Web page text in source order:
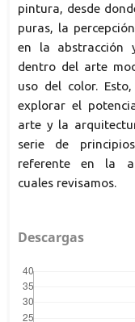
pintura, desde
puras, la
en la abstracción
dentro del arte
uso del color.
explorar el
arte y la
serie de
referente en la
cuales revisamos.
Descargas